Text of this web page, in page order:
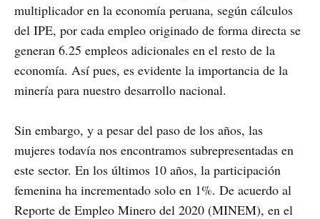
multiplicador en la economía peruana, según cálculos
del IPE, por cada empleo originado de forma directa se
generan 6.25 empleos adicionales en el resto de la
economía. Así pues, es evidente la importancia de la
minería para nuestro desarrollo nacional.
Sin embargo, y a pesar del paso de los años, las
mujeres todavía nos encontramos subrepresentadas en
este sector. En los últimos 10 años, la participación
femenina ha incrementado solo en 1%. De acuerdo al
Reporte de Empleo Minero del 2020 (MINEM), en el